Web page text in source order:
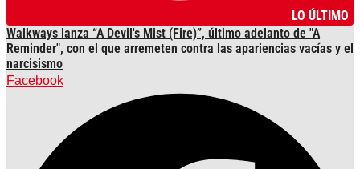
LO ÚLTIMO
Walkways lanza “A Devil's Mist (Fire)”, último adelanto de "A
Reminder", con el que arremeten contra las apariencias vacías y el
narcisismo
Facebook